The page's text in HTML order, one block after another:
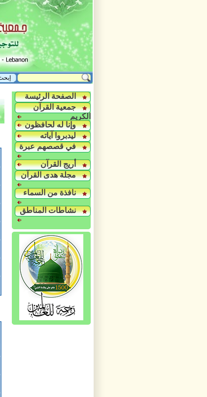
الصفحة الرئيسة
جمعية القرآن
الكريم
وإنا له لحافظون
ليدبروا آياته
في قصصهم عبرة
أريج القرآن
مجلة هدى القرآن
نافذة من السماء
نشاطات المناطق